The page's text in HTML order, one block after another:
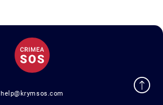
help@krymsos.com